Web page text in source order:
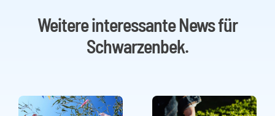
Weitere interessante News für
Schwarzenbek.